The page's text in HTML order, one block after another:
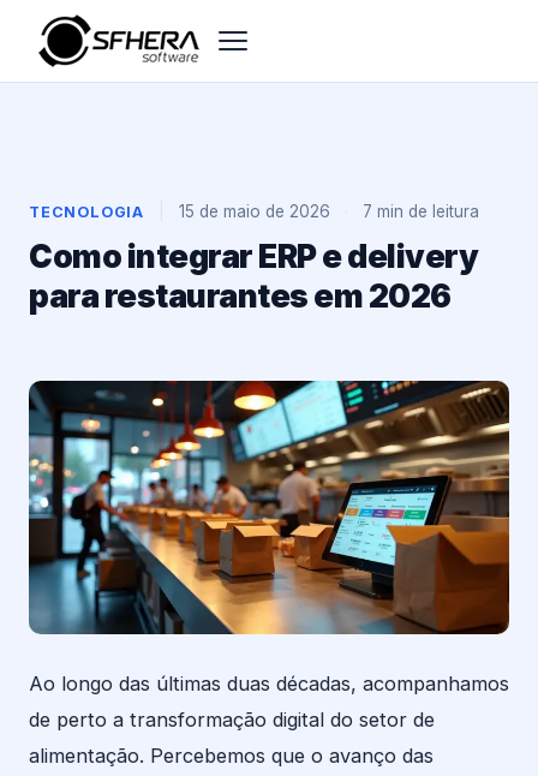
TECNOLOGIA 15 de maio de 2026 7 min de leitura
Como integrar ERP e delivery
para restaurantes em 2026
Ao longo das últimas duas décadas, acompanhamos
de perto a transformação digital do setor de
alimentação. Percebemos que o avanço das